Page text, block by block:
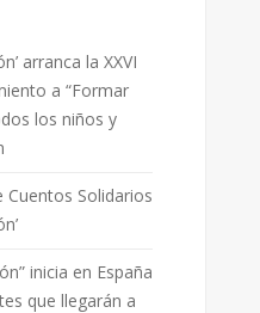
arranca la XXVI
a “Formar
los niños y
Cuentos Solidarios
inicia en España
que llegarán a